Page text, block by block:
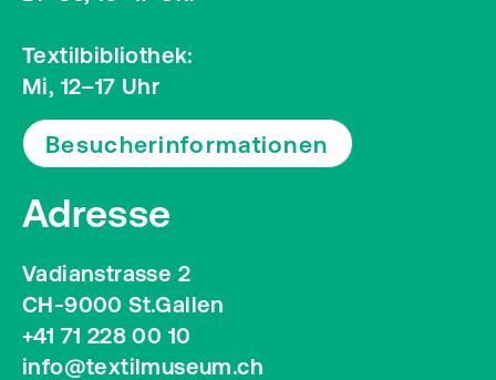
Textilbibliothek:
Mi, 12–17 Uhr
Besucherinformationen
Adresse
Vadianstrasse 2
CH-9000 St.Gallen
+41 71 228 00 10
info@textilmuseum.ch